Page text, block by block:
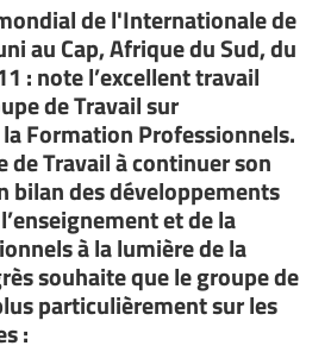
de l'Internationale de
au Cap, Afrique du Sud, du
: note l’excellent travail
de Travail sur
Formation Professionnels.
de Travail à continuer son
bilan des développements
et de la
à la lumière de la
souhaite que le groupe de
particulièrement sur les
: